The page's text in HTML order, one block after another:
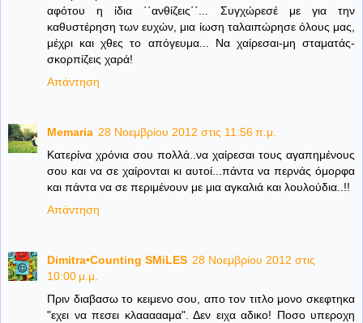
αφότου η ίδια ΄΄ανθίζεις΄΄... Συγχώρεσέ με για την
καθυστέρηση των ευχών, μια ίωση ταλαιπώρησε όλους μας,
μέχρι και χθες το απόγευμα... Να χαίρεσαι-μη σταματάς-
σκορπίζεις χαρά!
Απάντηση
Memaria 28 Νοεμβρίου 2012 στις 11:56 π.μ.
Κατερίνα χρόνια σου πολλά..να χαίρεσαι τους αγαπημένους
σου και να σε χαίρονται κι αυτοί...πάντα να περνάς όμορφα
και πάντα να σε περιμένουν με μια αγκαλιά και λουλούδια..!!
Απάντηση
Dimitra•Counting SΜiLES 28 Νοεμβρίου 2012 στις
10:00 μ.μ.
Πριν διαβασω το κειμενο σου, απο τον τιτλο μονο σκεφτηκα
"εχει να πεσει κλαααααμα". Δεν ειχα αδικο! Ποσο υπεροχη